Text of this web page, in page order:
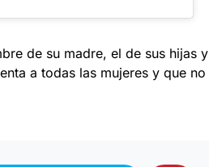
de su madre, el de sus hijas y
a todas las mujeres y que no